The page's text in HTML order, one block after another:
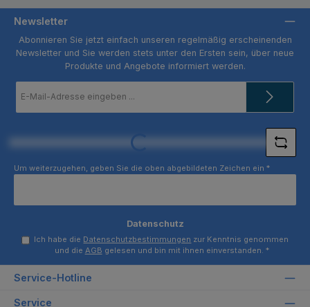
Newsletter
Abonnieren Sie jetzt einfach unseren regelmäßig erscheinenden
Newsletter und Sie werden stets unter den Ersten sein, über neue
Produkte und Angebote informiert werden.
Mail-
Loading...
Um weiterzugehen, geben Sie die oben abgebildeten Zeichen ein *
Datenschutz
Ich habe die Datenschutzbestimmungen zur Kenntnis genommen
und die AGB gelesen und bin mit ihnen einverstanden. *
Service-Hotline
Service